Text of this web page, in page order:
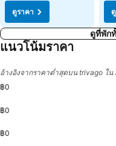
ดูราคา
ดูที่พัก
แนวโน้มราคา
อ้างอิงจากราคาต่ำสุดบน trivago ใ
฿0
฿0
฿0